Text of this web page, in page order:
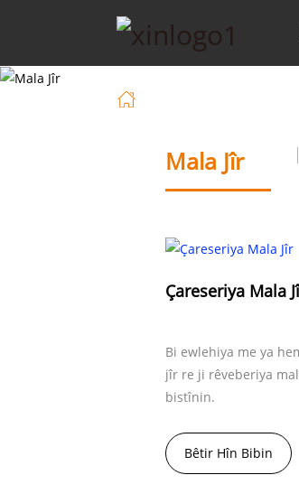
Mala Jîr
Çareseriya Mala
Bi ewlehiya me ya
jîr re ji rêveberiya
bistînin.
Bêtir Hîn Bibin